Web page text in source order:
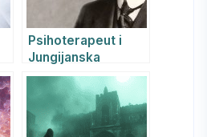
Psihoterapeut i
Jungijanska
psihoterapija